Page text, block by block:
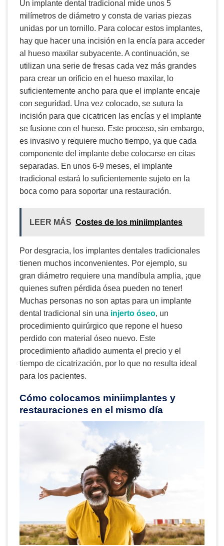
Un implante dental tradicional mide unos 5
milímetros de diámetro y consta de varias piezas
unidas por un tornillo. Para colocar estos implantes,
hay que hacer una incisión en la encía para acceder
al hueso maxilar subyacente. A continuación, se
utilizan una serie de fresas cada vez más grandes
para crear un orificio en el hueso maxilar, lo
suficientemente ancho para que el implante encaje
con seguridad. Una vez colocado, se sutura la
incisión para que cicatricen las encías y el implante
se fusione con el hueso. Este proceso, sin embargo,
es invasivo y requiere mucho tiempo, ya que cada
componente del implante debe colocarse en citas
separadas. En unos 6-9 meses, el implante
tradicional estará lo suficientemente sujeto en la
boca como para soportar una restauración.
LEER MÁS Costes de los miniimplantes
Por desgracia, los implantes dentales tradicionales
tienen muchos inconvenientes. Por ejemplo, su
gran diámetro requiere una mandíbula amplia, ¡que
quienes sufren pérdida ósea pueden no tener!
Muchas personas no son aptas para un implante
dental tradicional sin una injerto óseo, un
procedimiento quirúrgico que repone el hueso
perdido con material óseo nuevo. Este
procedimiento añadido aumenta el precio y el
tiempo de cicatrización, por lo que no resulta ideal
para los pacientes.
Cómo colocamos miniimplantes y
restauraciones en el mismo día